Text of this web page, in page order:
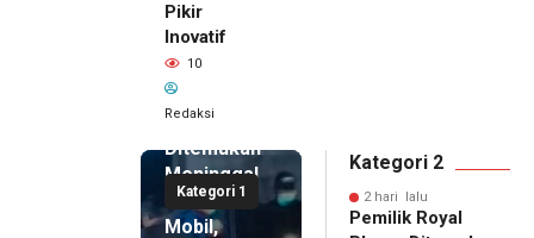
Pikir
Inovatif
10
Redaksi
Kategori 1
Pemilik
Royal
Phone
Ditemukan
Meninggal
di Dalam
Mobil,
Kategori 2
2 hari lalu
Pemilik Royal